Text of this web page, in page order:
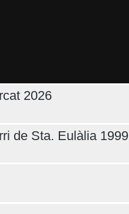
Dimarts 04
2026
de Sta. Eulàlia 1999